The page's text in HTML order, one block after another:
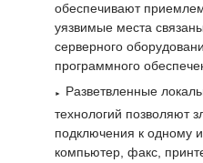
обеспечивают
уязвимые места
серверного
программного
Разветвленные
технологий позволяют
подключения к одному
компьютер, факс,